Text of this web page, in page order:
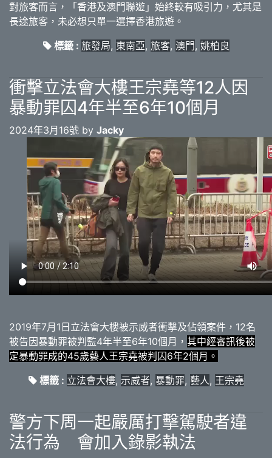
對旅客而言，「香港及澳門聯遊」始終較有吸引力，尤其是
長途旅客，未必想只單一選擇香港旅遊。
標籤 : 旅發局, 東南亞, 旅客, 澳門, 姚柏良
衝擊立法會大樓王宗堯等12人因
暴動罪囚4年半至6年10個月
2024年3月16號 by Jacky
2019年7月1日立法會大樓被示威者衝擊及佔領案件，12名
被告因暴動罪被判監4年半至6年10個月， 其中經審訊後被
定暴動罪成的45歲藝人王宗堯被判囚6年2個月。
標籤 : 立法會大樓, 示威者, 暴動罪, 藝人, 王宗堯
警方下周一起嚴厲打擊駕駛者違
法行為 會加入錄影執法